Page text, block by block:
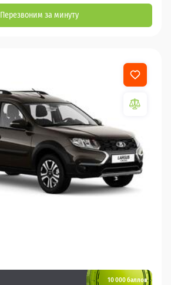
Перезвоним за минуту
10 000 баллов